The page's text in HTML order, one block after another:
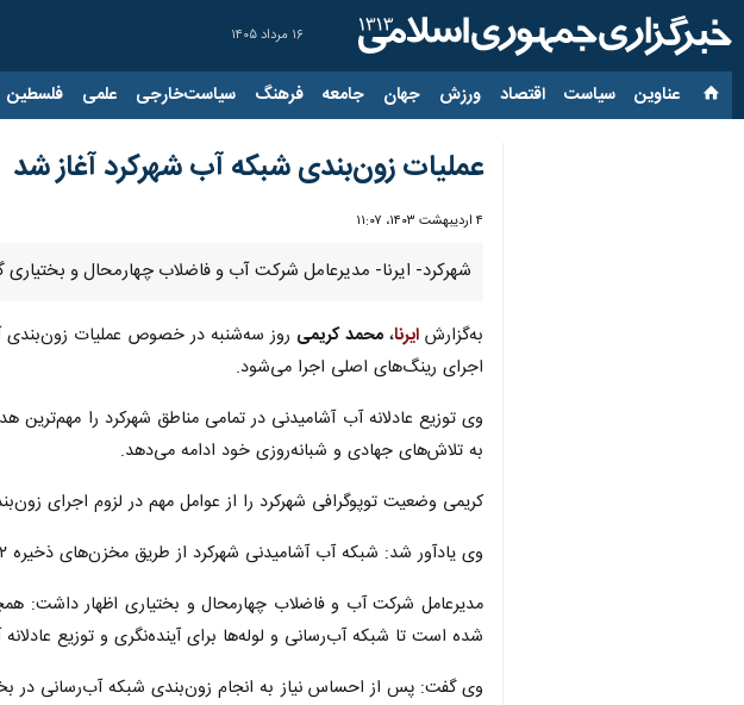
۱۶ مرداد ۱۴۰۵
عناوین‌ سیاست اقتصاد ورزش جهان جامعه فرهنگ سیاست‌خارجی علمی فلسطین
عملیات زون‌بندی شبکه آب شهرکرد آغاز شد
۴ اردیبهشت ۱۴۰۳، ۱۱:۰۷
شهرکرد- ایرنا- مدیرعامل شرکت آب و فاضلاب چهارمحال و بختیاری گفت:
به‌گزارش ایرنا،محمد کریمی روز سه‌شنبه در خصوص عملیات زون‌بندی
اجرای رینگ‌های اصلی اجرا می‌شود.
وی توزیع عادلانه آب آشامیدنی در تمامی مناطق شهرکرد را
به تلاش‌های جهادی و شبانه‌روزی خود ادامه می‌دهد.
کریمی وضعیت توپوگرافی شهرکرد را از عوامل مهم در لزوم اجرای زون‌بندی
وی یادآور شد: شبکه آب آشامیدنی شهرکرد از طریق مخزن‌های ذخیره ۱۲ گانه با گنجایش ۶۰ هزار مترمکعب آب تغذیه می‌شود.
مدیرعامل شرکت آب و فاضلاب چهارمحال و بختیاری اظهار داشت:
شده است تا شبکه آب‌رسانی و لوله‌ها برای آینده‌نگری و توزیع
وی گفت: پس از احساس نیاز به انجام زون‌بندی شبکه آب‌رسانی در